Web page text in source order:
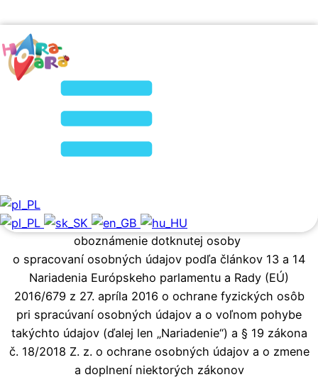
GDPR k aplikácii
Haravara Pátračka
Strona główna»GDPR k aplikácii Haravara Pátračka
Košice Región Turizmus, Bačíkova 7, Košice 04001, IČO:
a transparentnosti voči dotknutým osobám toto
oboznámenie dotknutej osoby
o spracovaní osobných údajov podľa článkov 13 a 14
Nariadenia Európskeho parlamentu a Rady (EÚ)
2016/679 z 27. apríla 2016 o ochrane fyzických osôb
pri spracúvaní osobných údajov a o voľnom pohybe
takýchto údajov (ďalej len „Nariadenie“) a § 19 zákona
č. 18/2018 Z. z. o ochrane osobných údajov a o zmene
a doplnení niektorých zákonov